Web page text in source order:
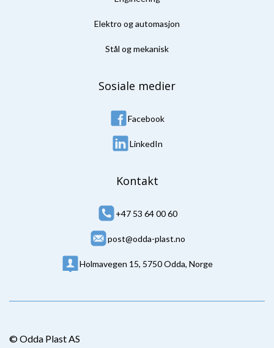
Elektro og automasjon
Stål og mekanisk
Sosiale medier
Facebook
LinkedIn
Kontakt
+47 53 64 00 60
post@odda-plast.no
Holmavegen 15, 5750 Odda, Norge
© Odda Plast AS